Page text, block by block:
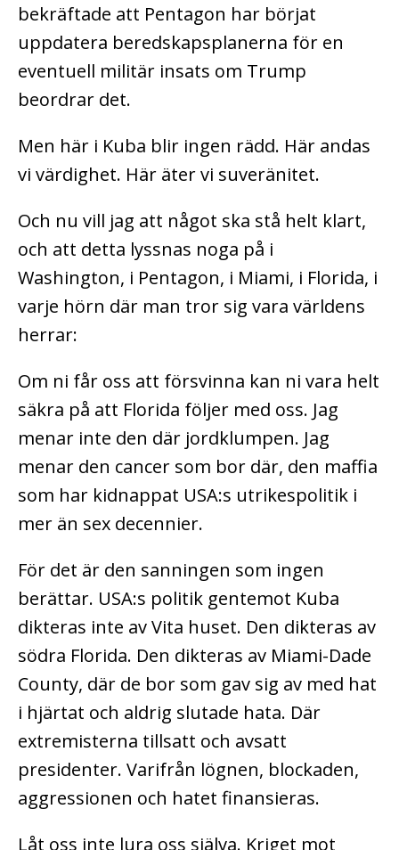
bekräftade att Pentagon har börjat
uppdatera beredskapsplanerna för en
eventuell militär insats om Trump
beordrar det.
Men här i Kuba blir ingen rädd. Här andas
vi värdighet. Här äter vi suveränitet.
Och nu vill jag att något ska stå helt klart,
och att detta lyssnas noga på i
Washington, i Pentagon, i Miami, i Florida, i
varje hörn där man tror sig vara världens
herrar:
Om ni får oss att försvinna kan ni vara helt
säkra på att Florida följer med oss. Jag
menar inte den där jordklumpen. Jag
menar den cancer som bor där, den maffia
som har kidnappat USA:s utrikespolitik i
mer än sex decennier.
För det är den sanningen som ingen
berättar. USA:s politik gentemot Kuba
dikteras inte av Vita huset. Den dikteras av
södra Florida. Den dikteras av Miami-Dade
County, där de bor som gav sig av med hat
i hjärtat och aldrig slutade hata. Där
extremisterna tillsatt och avsatt
presidenter. Varifrån lögnen, blockaden,
aggressionen och hatet finansieras.
Låt oss inte lura oss själva. Kriget mot